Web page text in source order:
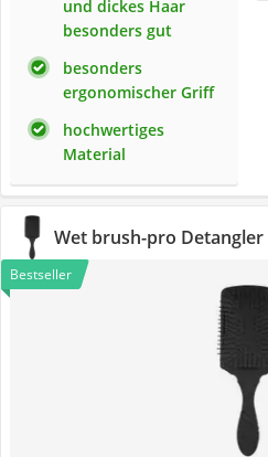
und dickes Haar
besonders gut
besonders
ergonomischer Griff
hochwertiges
Material
Wet brush-pro Detangler
Bestseller